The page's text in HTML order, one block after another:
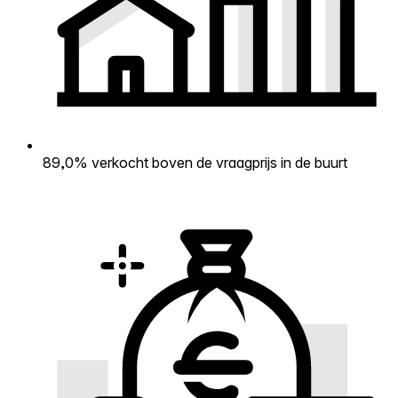
89,0% verkocht boven de vraagprijs in de buurt